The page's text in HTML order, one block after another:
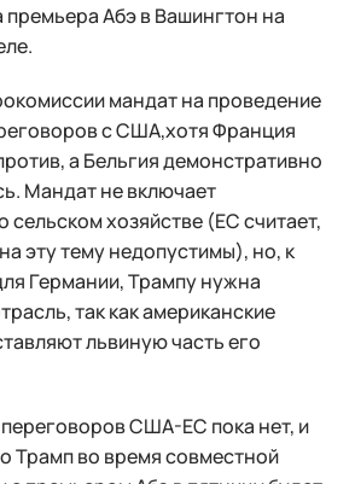
премьера Абэ в Вашингтон на
мандат на проведение
с США,хотя Франция
а Бельгия демонстративно
Мандат не включает
сельском хозяйстве (ЕС считает,
эту тему недопустимы), но, к
Германии, Трампу нужна
так как американские
львиную часть его
США-ЕС пока нет, и
Трамп во время совместной